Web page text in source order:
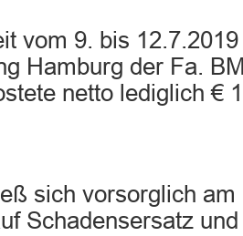
vom 9. bis
Hamburg der Fa.
netto lediglich €
sich vorsorglich am
Schadensersatz